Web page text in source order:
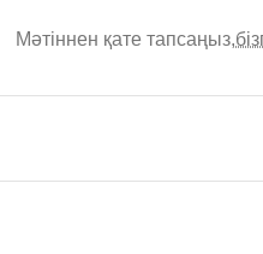
Мәтіннен қате тапсаңыз,